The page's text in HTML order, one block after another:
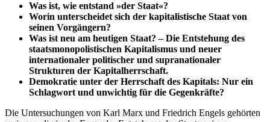
Was ist, wie entstand »der Staat«?
Worin unterscheidet sich der kapitalistische Staat von
seinen Vorgängern?
Was ist neu am heutigen Staat? – Die Entstehung des
staatsmonopolistischen Kapitalismus und neuer
internationaler politischer und supranationaler
Strukturen der Kapitalherrschaft.
Demokratie unter der Herrschaft des Kapitals: Nur ein
Schlagwort und unwichtig für die Gegenkräfte?
Die Untersuchungen von Karl Marx und Friedrich Engels gehörten